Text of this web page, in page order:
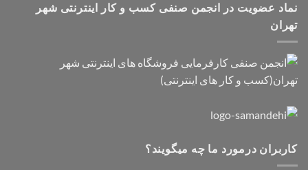
نماد عضویت در انجمن صنفی کسب و کار اینترنتی شهر
تهران
کاربران درمورد ما چه میگویند؟